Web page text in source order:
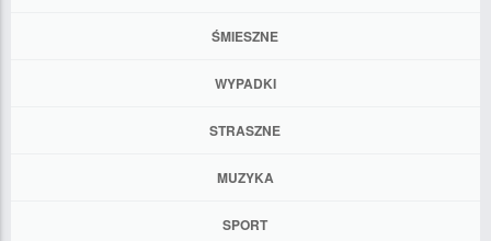
ŚMIESZNE
WYPADKI
STRASZNE
MUZYKA
SPORT